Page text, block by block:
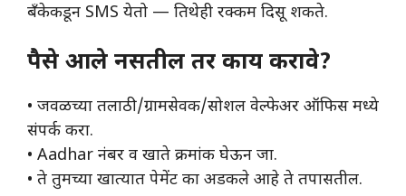
बँकेकडून SMS येतो — तिथेही रक्कम दिसू शकते.
पैसे आले नसतील तर काय करावे?
• जवळच्या तलाठी/ग्रामसेवक/सोशल वेल्फेअर ऑफिस मध्ये
संपर्क करा.
• Aadhar नंबर व खाते क्रमांक घेऊन जा.
• ते तुमच्या खात्यात पेमेंट का अडकले आहे ते तपासतील.